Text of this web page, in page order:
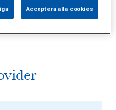
(0) Sophianytt (0)
Acceptera alla cookies